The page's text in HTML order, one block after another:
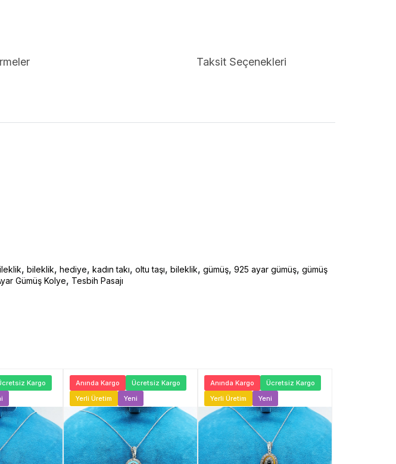
Taksit Seçenekleri
, bileklik, hediye, kadın takı, oltu taşı, bileklik, gümüş, 925 ayar gümüş, gümüş
Gümüş Kolye, Tesbih Pasajı
Kargo
Anında Kargo
Ücretsiz Kargo
Yerli Üretim
Yeni
Anında Kargo
Ücretsiz Kargo
Yerli Üretim
Yeni